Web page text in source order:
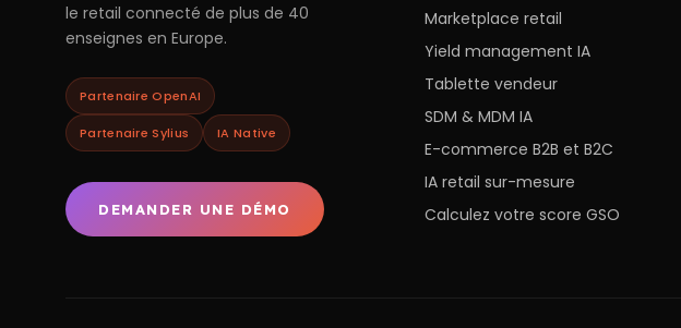
le retail connecté de plus de 40
enseignes en Europe.
Partenaire OpenAI
Partenaire Sylius IA Native
DEMANDER UNE DÉMO
Marketplace retail
Yield management IA
Tablette vendeur
SDM & MDM IA
E-commerce B2B et B2C
IA retail sur-mesure
Calculez votre score GSO